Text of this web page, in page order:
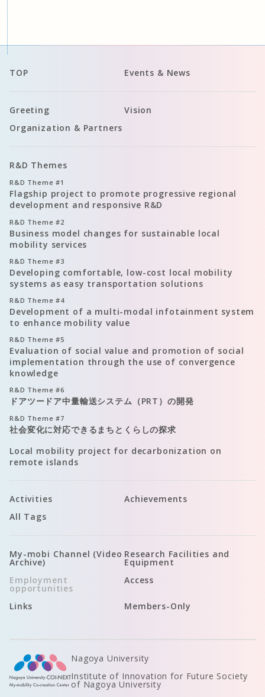
TOP Events & News
Greeting
Vision
Organization & Partners
R&D Themes
R&D Theme #1
Flagship project to promote progressive regional
development and responsive R&D
R&D Theme #2
Business model changes for sustainable local
mobility services
R&D Theme #3
Developing comfortable, low-cost local mobility
systems as easy transportation solutions
R&D Theme #4
Development of a multi-modal infotainment system
to enhance mobility value
R&D Theme #5
Evaluation of social value and promotion of social
implementation through the use of convergence
knowledge
R&D Theme #6
ドアツードア中量輸送システム（PRT）の開発
R&D Theme #7
社会変化に対応できるまちとくらしの探求
Local mobility project for decarbonization on
remote islands
Activities
Achievements
All Tags
My-mobi Channel (Video
Archive)
Research Facilities and
Equipment
Employment
opportunities
Access
Links Members-Only
Nagoya University
Institute of Innovation for Future Society
of Nagoya University